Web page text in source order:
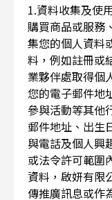
1.資料收集及使
購買商品或服務
集您的個人資料
料，例如註冊或
業夥伴處取得個
您的電子郵件地
參與活動等其他
郵件地址、出生
與電話及個人興
或法令許可範圍
資料，啟妍有限
傳推廣訊息或